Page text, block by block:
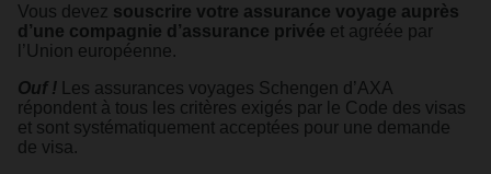
Vous devez souscrire votre assurance voyage auprès
d’une compagnie d’assurance privée et agréée par
l’Union européenne.
Ouf ! Les assurances voyages Schengen d’AXA
répondent à tous les critères exigés par le Code des visas
et sont systématiquement acceptées pour une demande
de visa.